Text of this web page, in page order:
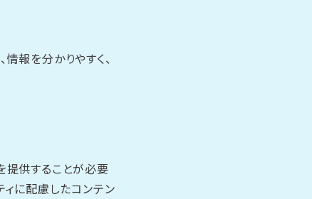
報を分かりやすく、
提供することが必要
ィに配慮したコンテン